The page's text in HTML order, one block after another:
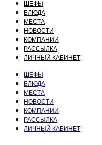
ШЕФЫ
БЛЮДА
МЕСТА
НОВОСТИ
КОМПАНИИ
РАССЫЛКА
ЛИЧНЫЙ КАБИНЕТ
ШЕФЫ
БЛЮДА
МЕСТА
НОВОСТИ
КОМПАНИИ
РАССЫЛКА
ЛИЧНЫЙ КАБИНЕТ